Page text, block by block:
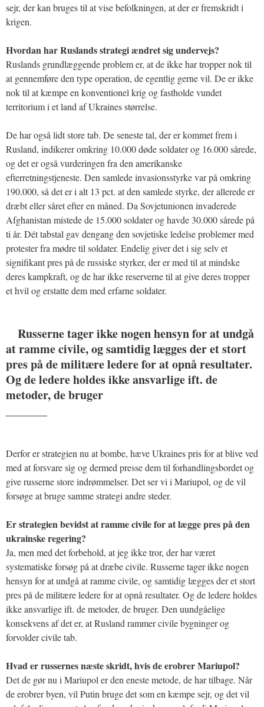
sejr, der kan bruges til at vise befolkningen, at der er fremskridt i
krigen.
Hvordan har Ruslands strategi ændret sig undervejs?
Ruslands grundlæggende problem er, at de ikke har tropper nok til
at gennemføre den type operation, de egentlig gerne vil. De er ikke
nok til at kæmpe en konventionel krig og fastholde vundet
territorium i et land af Ukraines størrelse.
De har også lidt store tab. De seneste tal, der er kommet frem i
Rusland, indikerer omkring 10.000 døde soldater og 16.000 sårede,
og det er også vurderingen fra den amerikanske
efterretningstjeneste. Den samlede invasionsstyrke var på omkring
190.000, så det er i alt 13 pct. at den samlede styrke, der allerede er
dræbt eller såret efter en måned. Da Sovjetunionen invaderede
Afghanistan mistede de 15.000 soldater og havde 30.000 sårede på
ti år. Dét tabstal gav dengang den sovjetiske ledelse problemer med
protester fra mødre til soldater. Endelig giver det i sig selv et
signifikant pres på de russiske styrker, der er med til at mindske
deres kampkraft, og de har ikke reserverne til at give deres tropper
et hvil og erstatte dem med erfarne soldater.
Russerne tager ikke nogen hensyn for at undgå
at ramme civile, og samtidig lægges der et stort
pres på de militære ledere for at opnå resultater.
Og de ledere holdes ikke ansvarlige ift. de
metoder, de bruger
Derfor er strategien nu at bombe, hæve Ukraines pris for at blive ved
med at forsvare sig og dermed presse dem til forhandlingsbordet og
give russerne store indrømmelser. Det ser vi i Mariupol, og de vil
forsøge at bruge samme strategi andre steder.
Er strategien bevidst at ramme civile for at lægge pres på den
ukrainske regering?
Ja, men med det forbehold, at jeg ikke tror, der har været
systematiske forsøg på at dræbe civile. Russerne tager ikke nogen
hensyn for at undgå at ramme civile, og samtidig lægges der et stort
pres på de militære ledere for at opnå resultater. Og de ledere holdes
ikke ansvarlige ift. de metoder, de bruger. Den uundgåelige
konsekvens af det er, at Rusland rammer civile bygninger og
forvolder civile tab.
Hvad er russernes næste skridt, hvis de erobrer Mariupol?
Det de gør nu i Mariupol er den eneste metode, de har tilbage. Når
de erobrer byen, vil Putin bruge det som en kæmpe sejr, og det vil